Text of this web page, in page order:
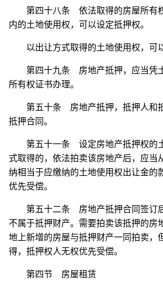
第四十八条 依法取得的房屋所有
内的土地使用权，可以设定抵押权。
以出让方式取得的土地使用权，可
第四十九条 房地产抵押，应当凭
所有权证书办理。
第五十条 房地产抵押，抵押人和
抵押合同。
第五十一条 设定房地产抵押权的
式取得的，依法拍卖该房地产后，应当
纳相当于应缴纳的土地使用权出让金的
优先受偿。
第五十二条 房地产抵押合同签订
不属于抵押财产。需要拍卖该抵押的房
地上新增的房屋与抵押财产一同拍卖，
得，抵押权人无权优先受偿。
第四节 房屋租赁